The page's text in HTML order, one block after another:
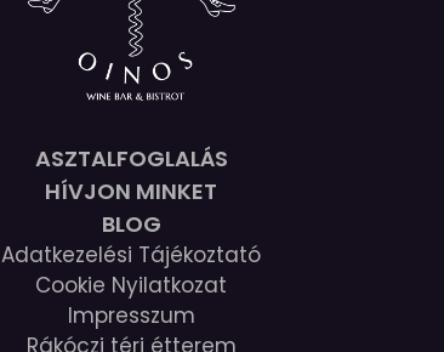
ASZTALFOGLALÁS
HÍVJON MINKET
BLOG
Adatkezelési Tájékoztató
Cookie Nyilatkozat
Impresszum